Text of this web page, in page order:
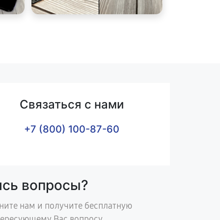
Связаться с нами
+7 (800) 100-87-60
вопросы?
нам и получите бесплатную